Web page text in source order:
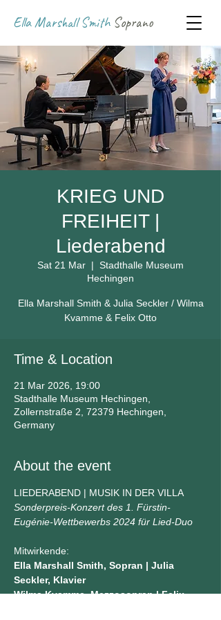
Ella Marshall Smith Soprano
KRIEG UND
FREIHEIT |
Liederabend
Sat 21 Mar
  |
Stadthalle Museum
Hechingen
Ella Marshall Smith & Julia Seckler / Wilma
Kvamme & Felix Otto
Time & Location
21 Mar 2026, 19:00
Stadthalle Museum Hechingen,
Zollernstraße 2, 72379 Hechingen,
Germany
About the event
LIEDERABEND | MUSIK IN DER VILLA
Sonderpreis-Konzert des 1. Fürstin-
Eugénie-Wettbewerbs 2024 für Lied-Duo
Mitwirkende:
Ella Marshall Smith, Sopran | Julia
Seckler, Klavier
Wilma Kvamme, Mezzosopran | Felix